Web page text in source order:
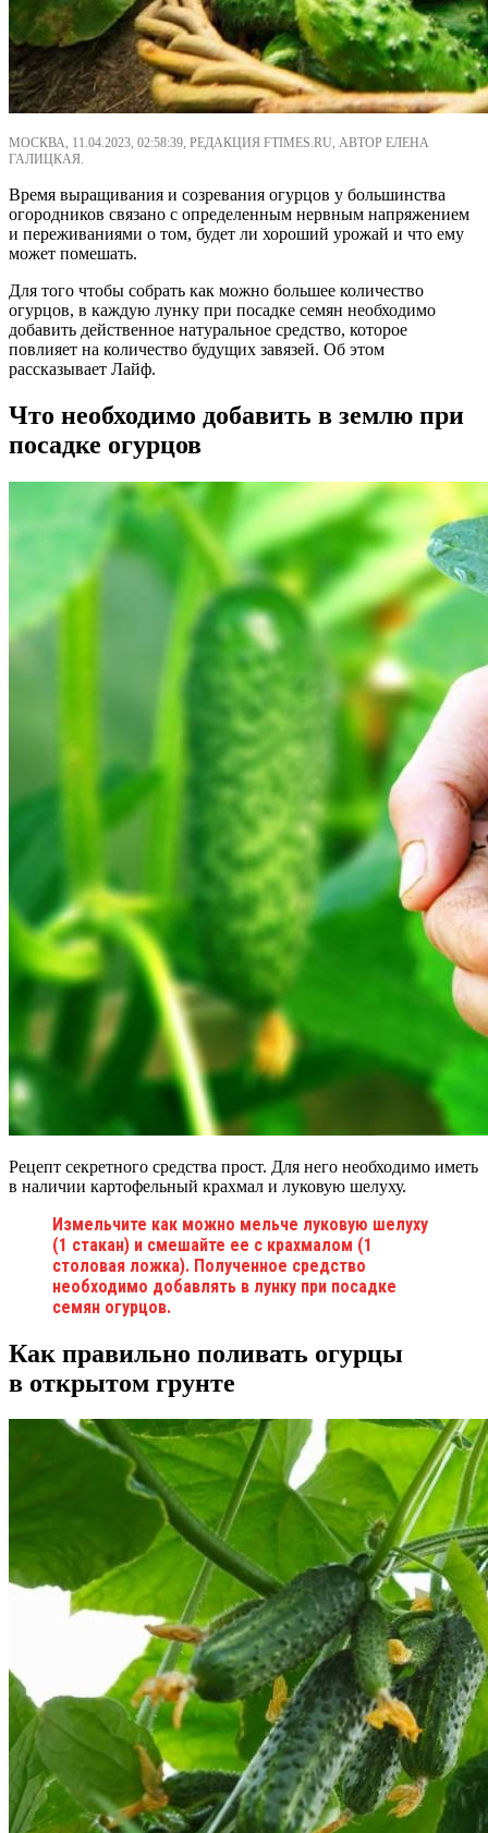
МОСКВА, 11.04.2023, 02:58:39, РЕДАКЦИЯ FTIMES.RU, АВТОР ЕЛЕНА
ГАЛИЦКАЯ.
Время выращивания и созревания огурцов у большинства
огородников связано с определенным нервным напряжением
и переживаниями о том, будет ли хороший урожай и что ему
может помешать.
Для того чтобы собрать как можно большее количество
огурцов, в каждую лунку при посадке семян необходимо
добавить действенное натуральное средство, которое
повлияет на количество будущих завязей. Об этом
рассказывает Лайф.
Что необходимо добавить в землю при
посадке огурцов
Рецепт секретного средства прост. Для него необходимо иметь
в наличии картофельный крахмал и луковую шелуху.
Измельчите как можно мельче луковую шелуху
(1 стакан) и смешайте ее с крахмалом (1
столовая ложка). Полученное средство
необходимо добавлять в лунку при посадке
семян огурцов.
Как правильно поливать огурцы
в открытом грунте